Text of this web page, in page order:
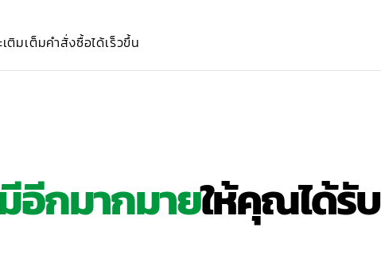
ติมเต็มคำสั่งซื้อได้เร็วขึ้น
อีกมากมายให้คุณได้รับ